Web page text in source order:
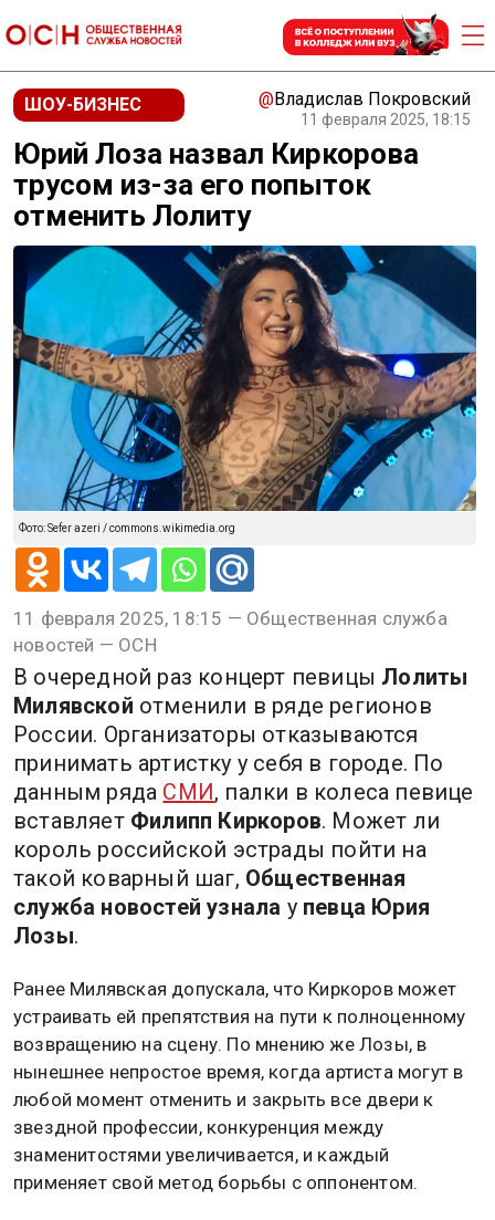
ШОУ-БИЗНЕС @Владислав Покровский
11 февраля 2025, 18:15
Юрий Лоза назвал Киркорова
трусом из-за его попыток
отменить Лолиту
Фото: Sefer azeri / commons.wikimedia.org
11 февраля 2025, 18:15 — Общественная служба
новостей — ОСН
В очередной раз концерт певицы Лолиты
Милявской отменили в ряде регионов
России. Организаторы отказываются
принимать артистку у себя в городе. По
данным ряда СМИ, палки в колеса певице
вставляет Филипп Киркоров. Может ли
король российской эстрады пойти на
такой коварный шаг, Общественная
служба новостей узнала упевца Юрия
Лозы.
Ранее Милявская допускала, что Киркоров может
устраивать ей препятствия на пути к полноценному
возвращению на сцену. По мнению же Лозы, в
нынешнее непростое время, когда артиста могут в
любой момент отменить и закрыть все двери к
звездной профессии, конкуренция между
знаменитостями увеличивается, и каждый
применяет свой метод борьбы с оппонентом.